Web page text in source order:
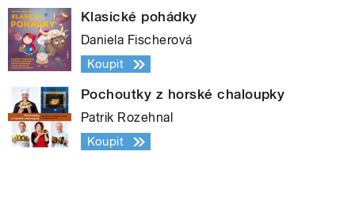
Klasické pohádky
Daniela Fischerová
Koupit
Pochoutky z horské chaloupky
Patrik Rozehnal
Koupit